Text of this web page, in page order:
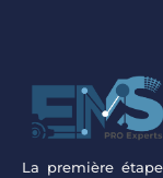
La première